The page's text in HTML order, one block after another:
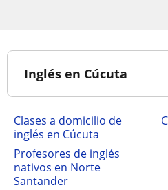
Inglés en Cúcuta
Clases a domicilio de
inglés en Cúcuta
Profesores de inglés
nativos en Norte
Santander